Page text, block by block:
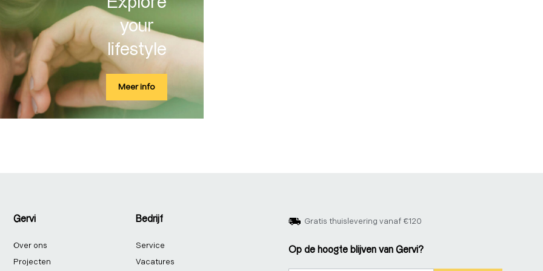
your
lifestyle
Meer info
Gervi
Over ons
Projecten
Bedrijf
Service
Vacatures
Gratis thuislevering vanaf €120
Op de hoogte blijven van Gervi?